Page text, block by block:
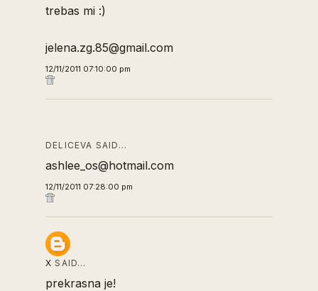
trebas mi :)
jelena.zg.85@gmail.com
12/11/2011 07:10:00 pm
DELICEVA SAID…
ashlee_os@hotmail.com
12/11/2011 07:28:00 pm
X SAID…
prekrasna je!